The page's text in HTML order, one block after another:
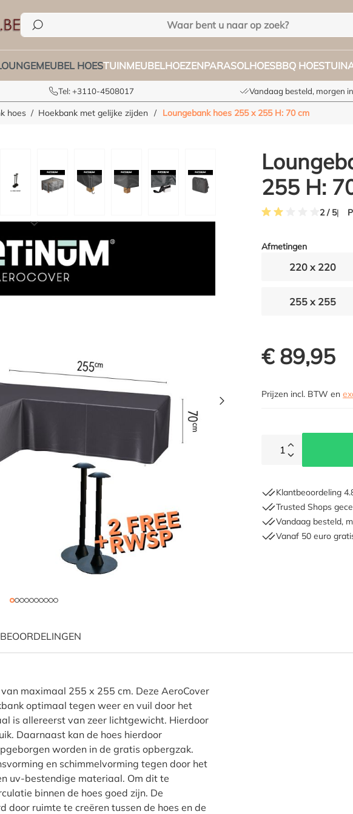
HOESTUINMEUBELHOEZENPARASOLHOESBBQ HOES
Tel: +3110-4508017 Vandaag besteld, morgen
hoes Hoekbank met gelijke zijden / Loungebank hoes 255 x 255 H: 70 cm
255 H:
2 / 5
Afmetingen
220 x 220
255 x 255
€ 89,95
Prijzen incl. BTW en
1
Klantbeoordeling
Trusted Shops
Vandaag besteld,
Vanaf 50 euro
BEOORDELINGEN
"Loungebank hoes 255 x 255
maximaal 255 x 255 cm. Deze AeroCover
optimaal tegen weer en vuil door het
is allereerst van zeer lichtgewicht. Hierdoor
Daarnaast kan de hoes hierdoor
worden in de gratis opbergzak.
en schimmelvorming tegen door het
uv-bestendige materiaal. Om dit te
binnen de hoes goed zijn. De
door ruimte te creëren tussen de hoes en de